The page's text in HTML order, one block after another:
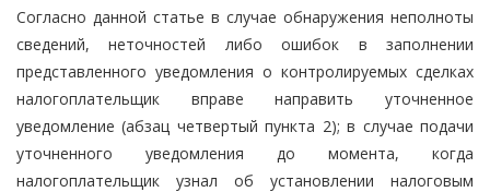
Согласно данной статье в случае обнаружения неполноты
сведений, неточностей либо ошибок в заполнении
представленного уведомления о контролируемых сделках
налогоплательщик вправе направить уточненное
уведомление (абзац четвертый пункта 2); в случае подачи
уточненного уведомления до момента, когда
налогоплательщик узнал об установлении налоговым